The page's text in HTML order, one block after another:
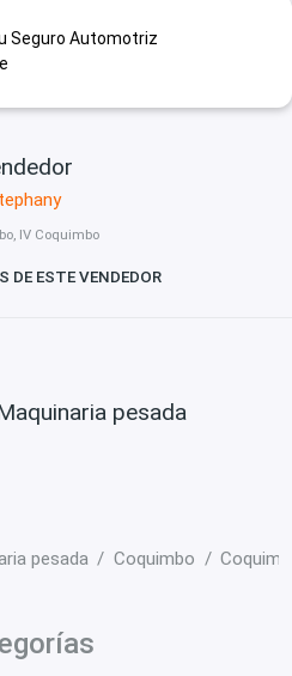
Seguro Automotriz
IV Coquimbo
DE ESTE VENDEDOR
pesada
pesada Coquimbo